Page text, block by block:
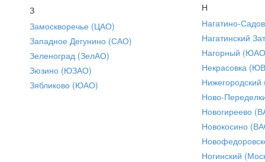
З
Замоскворечье (ЦАО)
Западное Дегунино (САО)
Зеленоград (ЗелАО)
Зюзино (ЮЗАО)
Зябликово (ЮАО)
Н
Нагатино-
Нагатинский
Нагорный
Некрасовка
Ново-
Новогиреево
Новокосино
Ногинский